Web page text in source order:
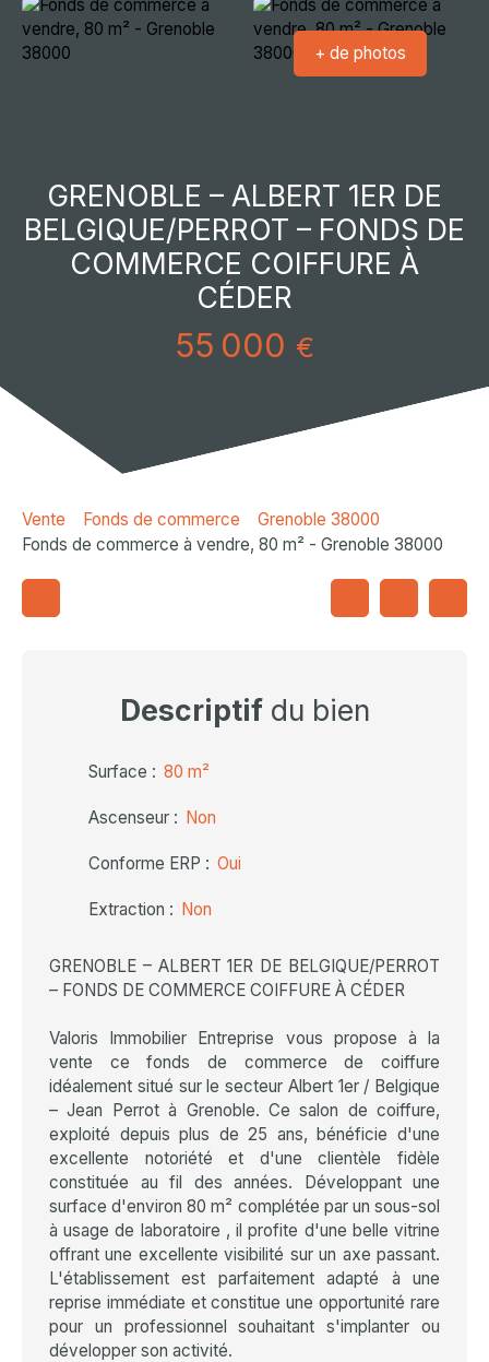
+ de photos
GRENOBLE – ALBERT 1ER DE
BELGIQUE/PERROT – FONDS DE
COMMERCE COIFFURE À
CÉDER
55 000 €
Vente Fonds de commerce
Grenoble 38000
Fonds de commerce à vendre, 80 m² - Grenoble 38000
Descriptifdu bien
Surface : 80 m²
Ascenseur : Non
Conforme ERP : Oui
Extraction : Non
GRENOBLE – ALBERT 1ER DE BELGIQUE/PERROT
– FONDS DE COMMERCE COIFFURE À CÉDER
Valoris Immobilier Entreprise vous propose à la
vente ce fonds de commerce de coiffure
idéalement situé sur le secteur Albert 1er / Belgique
– Jean Perrot à Grenoble. Ce salon de coiffure,
exploité depuis plus de 25 ans, bénéficie d'une
excellente notoriété et d'une clientèle fidèle
constituée au fil des années. Développant une
surface d'environ 80 m² complétée par un sous-sol
à usage de laboratoire , il profite d'une belle vitrine
offrant une excellente visibilité sur un axe passant.
L'établissement est parfaitement adapté à une
reprise immédiate et constitue une opportunité rare
pour un professionnel souhaitant s'implanter ou
développer son activité.